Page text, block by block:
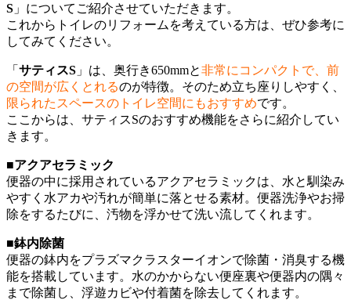
S 」についてご紹介させていただきます。
これからトイレのリフォームを考えている方は、ぜひ参考に
してみてください。
「 サティスS 」は、奥行き650mmと非常にコンパクトで、前
の空間が広くとれるのが特徴。そのため立ち座りしやすく、
限られたスペースのトイレ空間にもおすすめです。
ここからは、サティスSのおすすめ機能をさらに紹介してい
きます。
■アクアセラミック
便器の中に採用されているアクアセラミックは、水と馴染み
やすく水アカや汚れが簡単に落とせる素材。便器洗浄やお掃
除をするたびに、汚物を浮かせて洗い流してくれます。
■鉢内除菌
便器の鉢内をプラズマクラスターイオンで除菌・消臭する機
能を搭載しています。水のかからない便座裏や便器内の隅々
まで除菌し、浮遊カビや付着菌を除去してくれます。